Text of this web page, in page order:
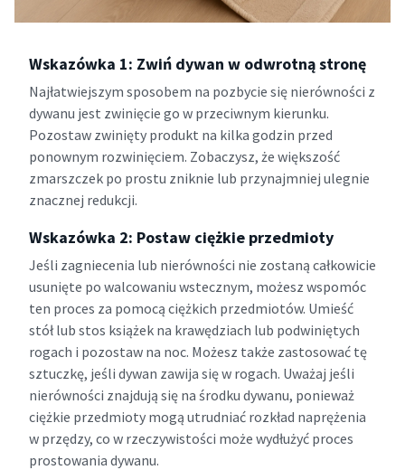
Wskazówka 1: Zwiń dywan w odwrotną stronę
Najłatwiejszym sposobem na pozbycie się nierówności z
dywanu jest zwinięcie go w przeciwnym kierunku.
Pozostaw zwinięty produkt na kilka godzin przed
ponownym rozwinięciem. Zobaczysz, że większość
zmarszczek po prostu zniknie lub przynajmniej ulegnie
znacznej redukcji.
Wskazówka 2: Postaw ciężkie przedmioty
Jeśli zagniecenia lub nierówności nie zostaną całkowicie
usunięte po walcowaniu wstecznym, możesz wspomóc
ten proces za pomocą ciężkich przedmiotów. Umieść
stół lub stos książek na krawędziach lub podwiniętych
rogach i pozostaw na noc. Możesz także zastosować tę
sztuczkę, jeśli dywan zawija się w rogach. Uważaj jeśli
nierówności znajdują się na środku dywanu, ponieważ
ciężkie przedmioty mogą utrudniać rozkład naprężenia
w przędzy, co w rzeczywistości może wydłużyć proces
prostowania dywanu.